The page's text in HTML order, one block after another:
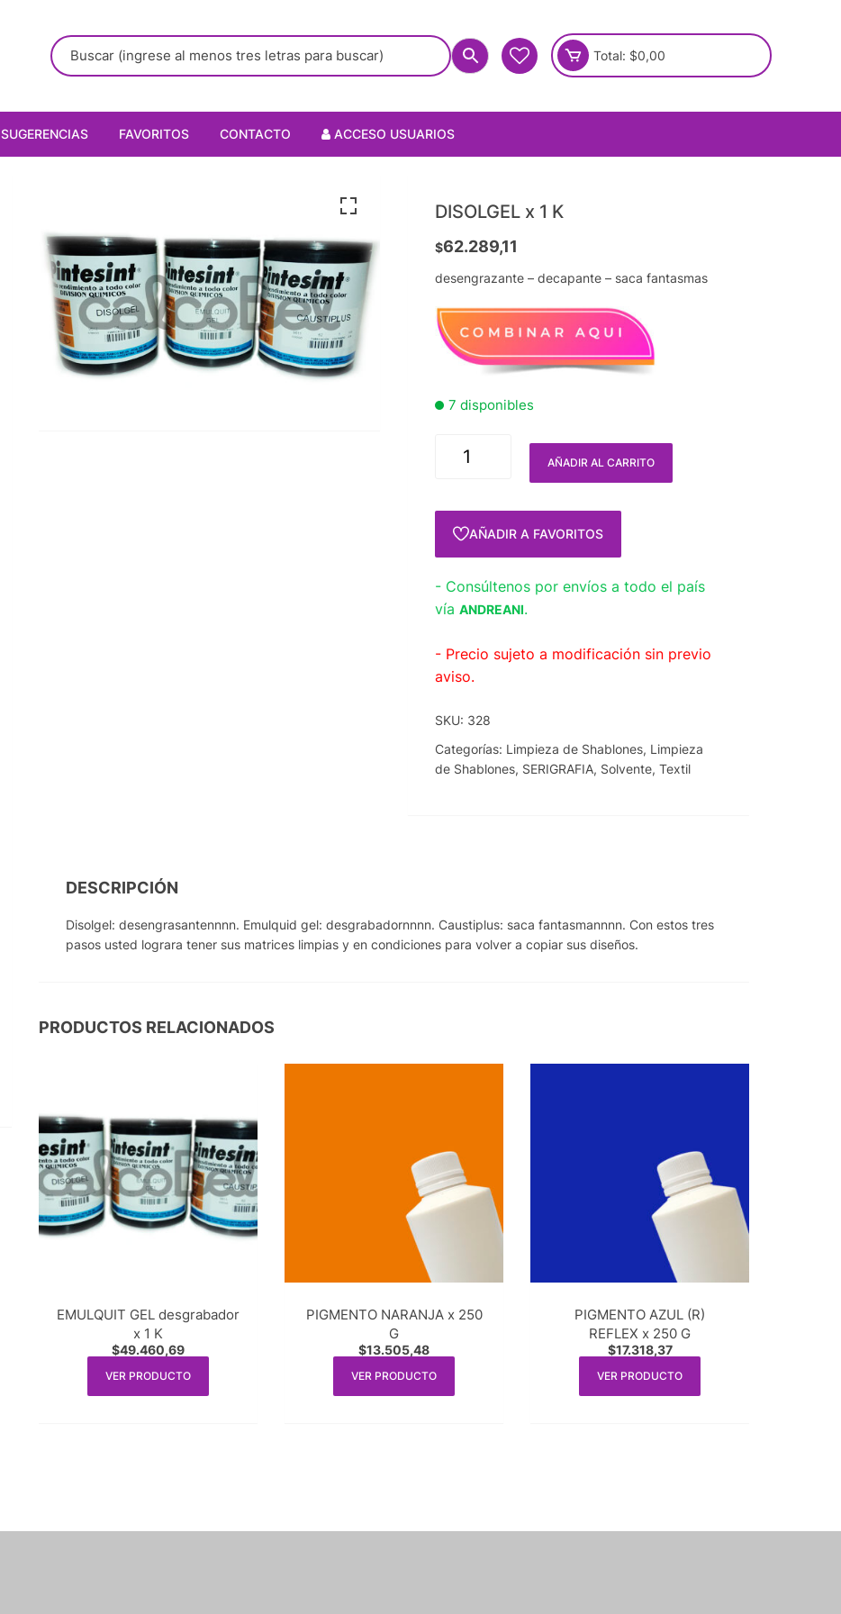
Total: $0,00
SUGERENCIAS FAVORITOS CONTACTO ACCESO USUARIOS
DISOLGEL x 1 K
$62.289,11
desengrazante – decapante – saca fantasmas
7 disponibles
AÑADIR AL CARRITO
AÑADIR A FAVORITOS
- Consúltenos por envíos a todo el país
víaANDREANI.
- Precio sujeto a modificación sin previo
aviso.
SKU: 328
Categorías: Limpieza de Shablones, Limpieza
de Shablones, SERIGRAFIA, Solvente,Textil
DESCRIPCIÓN
Disolgel: desengrasantennnn. Emulquid gel: desgrabadornnnn. Caustiplus: saca fantasmannnn. Con estos tres
pasos usted lograra tener sus matrices limpias y en condiciones para volver a copiar sus diseños.
PRODUCTOS RELACIONADOS
EMULQUIT GEL desgrabador
x 1 K
$49.460,69
VER PRODUCTO
PIGMENTO NARANJA x 250
G
$13.505,48
VER PRODUCTO
PIGMENTO AZUL (R)
REFLEX x 250 G
$17.318,37
VER PRODUCTO